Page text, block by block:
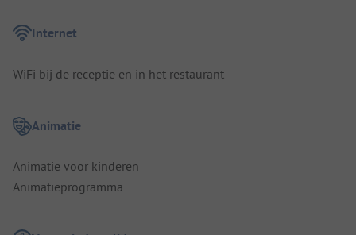
Internet
WiFi bij de receptie en in het restaurant
Animatie
Animatie voor kinderen
Animatieprogramma